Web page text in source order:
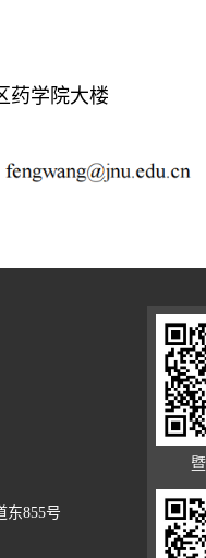
学院大楼
东855号